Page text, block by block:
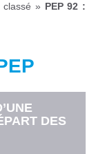
classé » PEP 92 :
DES